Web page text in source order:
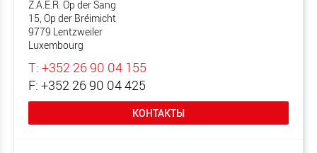
Z.A.E.R. Op der Sang
15, Op der Bréimicht
9779 Lentzweiler
Luxembourg
T: +352 26 90 04 155
F: +352 26 90 04 425
КОНТАКТЫ